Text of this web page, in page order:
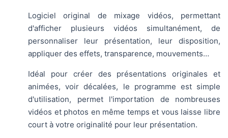
Logiciel original de mixage vidéos, permettant
d'afficher plusieurs vidéos simultanément, de
personnaliser leur présentation, leur disposition,
appliquer des effets, transparence, mouvements…
Idéal pour créer des présentations originales et
animées, voir décalées, le programme est simple
d'utilisation, permet l'importation de nombreuses
vidéos et photos en même temps et vous laisse libre
court à votre originalité pour leur présentation.